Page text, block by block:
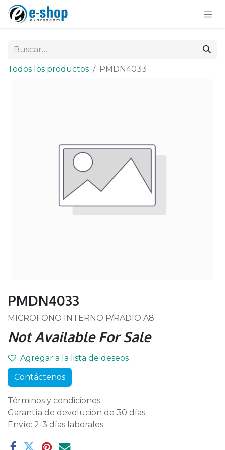
Todos los productos PMDN4033
PMDN4033
MICROFONO INTERNO P/RADIO A8
Not Available For Sale
Agregar a la lista de deseos
Contáctenos
Términos y condiciones
Garantía de devolución de 30 días
Envío: 2-3 días laborales